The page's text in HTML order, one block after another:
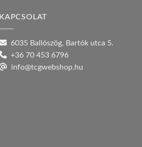
KAPCSOLAT
6035 Ballószög, Bartók utca 5.
+36 70 453 6796
info@tcgwebshop.hu